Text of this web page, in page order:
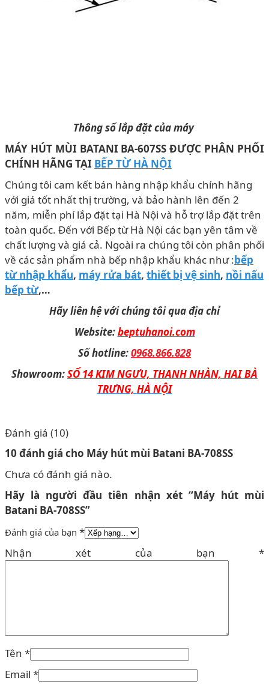
Thông số lắp đặt của máy
MÁY HÚT MÙI BATANI BA-607SS ĐƯỢC PHÂN PHỐI
CHÍNH HÃNG TẠI BẾP TỪ HÀ NỘI
Chúng tôi cam kết bán hàng nhập khẩu chính hãng
với giá tốt nhất thị trường, và bảo hành lên đến 2
năm, miễn phí lắp đặt tại Hà Nội và hỗ trợ lắp đặt trên
toàn quốc. Đến với Bếp từ Hà Nội các bạn yên tâm về
chất lượng và giá cả. Ngoài ra chúng tôi còn phân phối
về các sản phẩm nhà bếp nhập khẩu khác như :bếp
từ nhập khẩu, máy rửa bát, thiết bị vệ sinh, nồi nấu
bếp từ,…
Hãy liên hệ với chúng tôi qua địa chỉ
Website:beptuhanoi.com
Số hotline:0968.866.828
Showroom:SỐ 14 KIM NGƯU, THANH NHÀN, HAI BÀ
TRƯNG, HÀ NỘI
Đánh giá (10)
10 đánh giá cho Máy hút mùi Batani BA-708SS
Chưa có đánh giá nào.
Hãy là người đầu tiên nhận xét “Máy hút mùi
Batani BA-708SS”
Đánh giá của bạn *
Nhận xét của bạn *
Tên *
Email *